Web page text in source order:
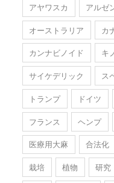
アヤワスカ
アルゼ
オーストラリア
カ
カンナビノイド
キ
サイケデリック
ス
トランプ
ドイツ
フランス
ヘンプ
医療用大麻
合法化
栽培
植物 研究